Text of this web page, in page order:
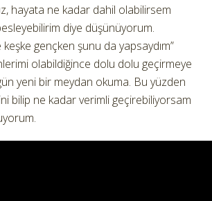
hayata ne kadar dahil olabilirsem
diye düşünüyorum.
keşke gençken şunu da yapsaydım”
olabildiğince dolu dolu geçirmeye
yeni bir meydan okuma. Bu yüzden
bilip ne kadar verimli geçirebiliyorsam